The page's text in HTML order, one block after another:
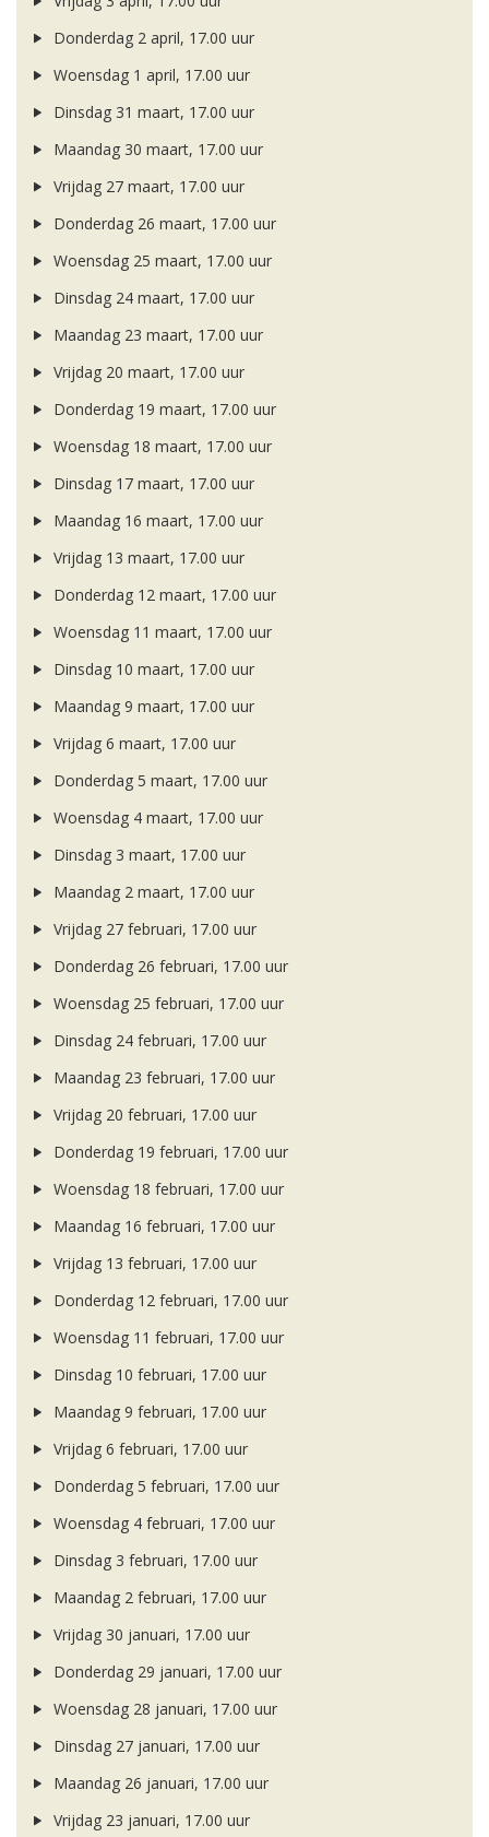
Donderdag 2 april, 17.00 uur
Woensdag 1 april, 17.00 uur
Dinsdag 31 maart, 17.00 uur
Maandag 30 maart, 17.00 uur
Vrijdag 27 maart, 17.00 uur
Donderdag 26 maart, 17.00 uur
Woensdag 25 maart, 17.00 uur
Dinsdag 24 maart, 17.00 uur
Maandag 23 maart, 17.00 uur
Vrijdag 20 maart, 17.00 uur
Donderdag 19 maart, 17.00 uur
Woensdag 18 maart, 17.00 uur
Dinsdag 17 maart, 17.00 uur
Maandag 16 maart, 17.00 uur
Vrijdag 13 maart, 17.00 uur
Donderdag 12 maart, 17.00 uur
Woensdag 11 maart, 17.00 uur
Dinsdag 10 maart, 17.00 uur
Maandag 9 maart, 17.00 uur
Vrijdag 6 maart, 17.00 uur
Donderdag 5 maart, 17.00 uur
Woensdag 4 maart, 17.00 uur
Dinsdag 3 maart, 17.00 uur
Maandag 2 maart, 17.00 uur
Vrijdag 27 februari, 17.00 uur
Donderdag 26 februari, 17.00 uur
Woensdag 25 februari, 17.00 uur
Dinsdag 24 februari, 17.00 uur
Maandag 23 februari, 17.00 uur
Vrijdag 20 februari, 17.00 uur
Donderdag 19 februari, 17.00 uur
Woensdag 18 februari, 17.00 uur
Maandag 16 februari, 17.00 uur
Vrijdag 13 februari, 17.00 uur
Donderdag 12 februari, 17.00 uur
Woensdag 11 februari, 17.00 uur
Dinsdag 10 februari, 17.00 uur
Maandag 9 februari, 17.00 uur
Vrijdag 6 februari, 17.00 uur
Donderdag 5 februari, 17.00 uur
Woensdag 4 februari, 17.00 uur
Dinsdag 3 februari, 17.00 uur
Maandag 2 februari, 17.00 uur
Vrijdag 30 januari, 17.00 uur
Donderdag 29 januari, 17.00 uur
Woensdag 28 januari, 17.00 uur
Dinsdag 27 januari, 17.00 uur
Maandag 26 januari, 17.00 uur
Vrijdag 23 januari, 17.00 uur